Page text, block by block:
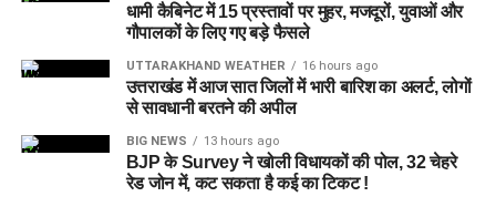
1. क्या देहरादून पुलिस ने पूर्व मुख्य सचिव के बेटे
को गिरफ्तार किया है ?
हां देहरादून पुलिस ने यशवर्धन नाम के युवक को गिरफ्तार किया है, जो
उत्तराखंड के पूर्व मुख्य सचिव और पूर्व आईएएस अधिकारी का बेटा बताया जा
धामी कैबिनेट में 15 प्रस्तावों पर मुहर, मजदूरों, युवाओं और
गौपालकों के लिए गए बड़े फैसले
UTTARAKHAND WEATHER 16 hours ago
उत्तराखंड में आज सात जिलों में भारी बारिश का अलर्ट, लोगों
से सावधानी बरतने की अपील
BIG NEWS 13 hours ago
BJP के Survey ने खोली विधायकों की पोल, 32 चेहरे
रेड जोन में, कट सकता है कई का टिकट !